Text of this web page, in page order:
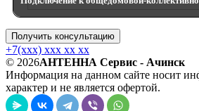
Получить консультацию
+7(xxx) xxx xx xx
© 2026АНТЕННА Сервис - Ачинск
Информация на данном сайте носит
характер и не является офертой.